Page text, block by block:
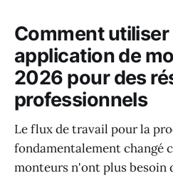
Comment utiliser
application de
2026 pour des
professionnels
Le flux de travail pour la
fondamentalement changé
monteurs n'ont plus besoin